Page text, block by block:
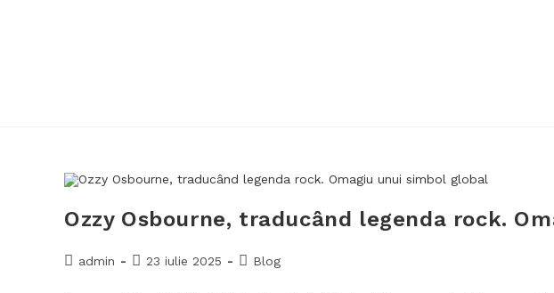
Ozzy Osbourne, traducând legenda rock.
admin 23 iulie 2025 Blog